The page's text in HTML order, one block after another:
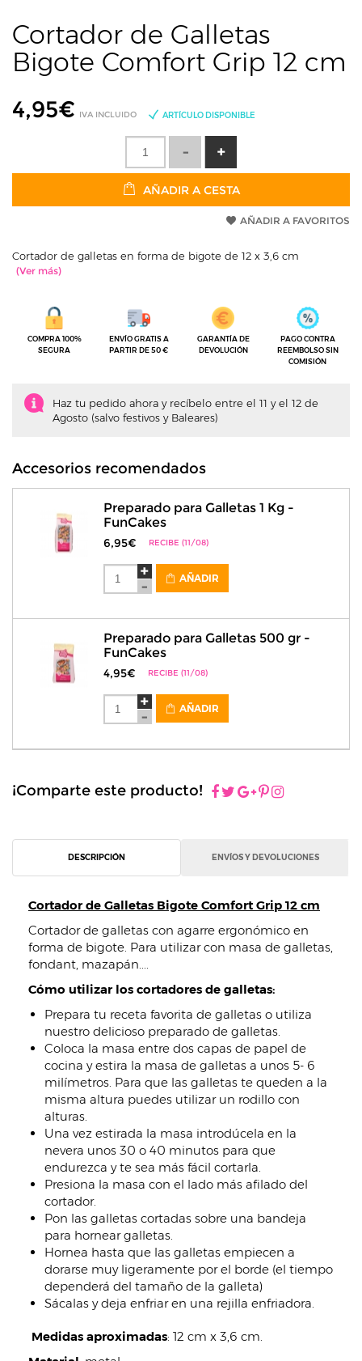
Cortador de Galletas
Bigote Comfort Grip 12 cm
4,95€ IVA INCLUIDO ARTÍCULO DISPONIBLE
AÑADIR A CESTA
AÑADIR A FAVORITOS
Cortador de galletas en forma de bigote de 12 x 3,6 cm
COMPRA 100%
SEGURA
ENVÍO GRATIS A
PARTIR DE 50 €
GARANTÍA DE
DEVOLUCIÓN
PAGO CONTRA
REEMBOLSO SIN
COMISIÓN
Haz tu pedido ahora y recíbelo entre el 11 y el 12 de
Agosto (salvo festivos y Baleares)
Accesorios recomendados
Preparado para Galletas 1 Kg -
FunCakes
6,95€ RECIBE (11/08)
AÑADIR
Preparado para Galletas 500 gr -
FunCakes
4,95€ RECIBE (11/08)
AÑADIR
¡Comparte este producto!
DESCRIPCIÓN ENVÍOS Y DEVOLUCIONES
Cortador de Galletas Bigote Comfort Grip 12 cm
Cortador de galletas con agarre ergonómico en
forma de bigote. Para utilizar con masa de galletas,
fondant, mazapán....
Cómo utilizar los cortadores de galletas:
Prepara tu receta favorita de galletas o utiliza
nuestro delicioso preparado de galletas.
Coloca la masa entre dos capas de papel de
cocina y estira la masa de galletas a unos 5- 6
milímetros. Para que las galletas te queden a la
misma altura puedes utilizar un rodillo con
alturas.
Una vez estirada la masa introdúcela en la
nevera unos 30 o 40 minutos para que
endurezca y te sea más fácil cortarla.
Presiona la masa con el lado más afilado del
cortador.
Pon las galletas cortadas sobre una bandeja
para hornear galletas.
Hornea hasta que las galletas empiecen a
dorarse muy ligeramente por el borde (el tiempo
dependerá del tamaño de la galleta)
Sácalas y deja enfriar en una rejilla enfriadora.
Medidas aproximadas: 12 cm x 3,6 cm.